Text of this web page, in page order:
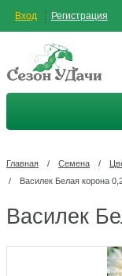
Вход Регистрация
Главная / Семена /
/
Василек Белая корона
Василек